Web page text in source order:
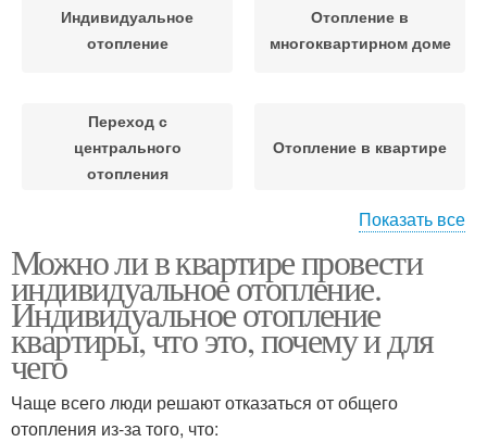
Индивидуальное
отопление
Отопление в
многоквартирном доме
Переход с
центрального
отопления
Отопление в квартире
Законы об отоплении
Показать все
Можно ли в квартире провести
индивидуальное отопление.
Индивидуальное отопление
квартиры, что это, почему и для
чего
Чаще всего люди решают отказаться от общего
отопления из-за того, что: